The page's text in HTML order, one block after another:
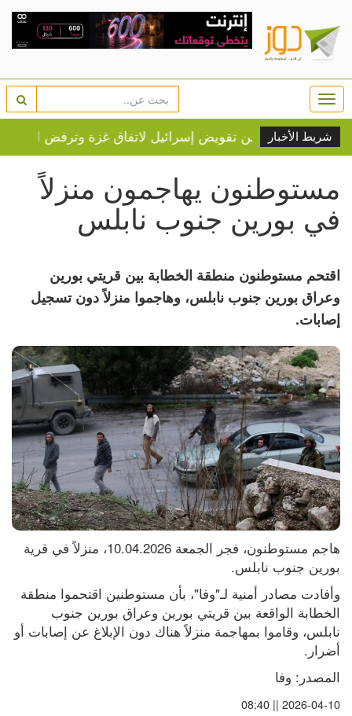
شريط الأخبار
مستوطنون يهاجمون منزلاً
في بورين جنوب نابلس
اقتحم مستوطنون منطقة الخطابة بين قريتي بورين
وعراق بورين جنوب نابلس، وهاجموا منزلاً دون تسجيل
إصابات.
بورين جنوب نابلس.
أضرار.
المصدر: وفا
2026-04-10 || 08:40